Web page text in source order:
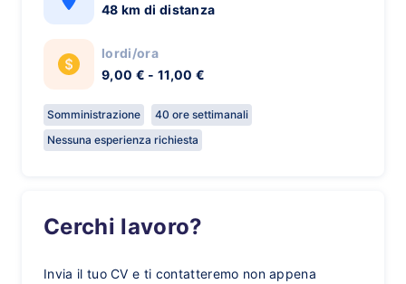
48 km di distanza
lordi/ora
9,00 € - 11,00 €
Somministrazione
40 ore settimanali
Nessuna esperienza richiesta
Cerchi lavoro?
Invia il tuo CV e ti contatteremo non appena